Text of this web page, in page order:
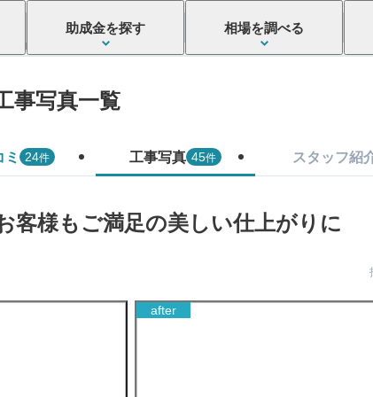
助成金を探す 相場を調べる
事写真一覧
24件 工事写真 45件 スタッフ紹
客様もご満足の美しい仕上がりに
after